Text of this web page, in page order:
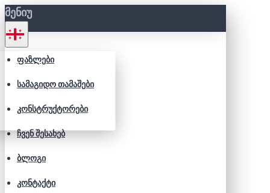
ᲛᲔᲜᲘᲣ
ᲤᲐᲖᲚᲔᲑᲘ
ᲡᲐᲛᲐᲒᲘᲓᲝ ᲗᲐᲛᲐᲨᲔᲑᲘ
ᲙᲝᲜᲡᲢᲠᲣᲥᲢᲝᲠᲔᲑᲘ
ᲩᲕᲔᲜ ᲨᲔᲡᲐᲮᲔᲑ
ᲑᲚᲝᲒᲘ
ᲙᲝᲜᲢᲐᲥᲢᲘ